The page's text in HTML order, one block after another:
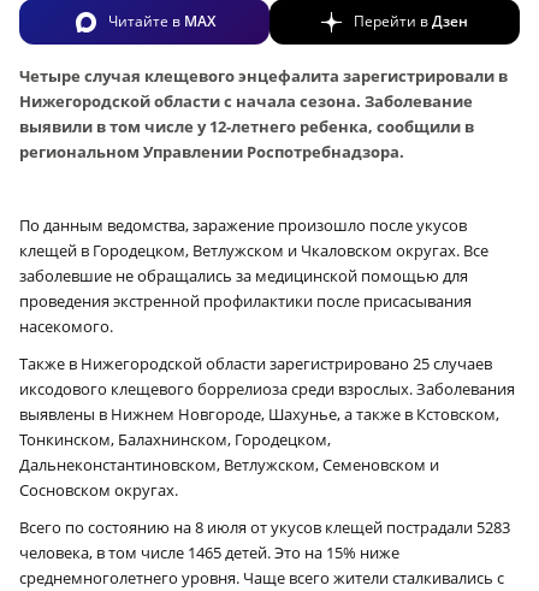
Читайте в MAX Перейти вДзен
Четыре случая клещевого энцефалита зарегистрировали в
Нижегородской области с начала сезона. Заболевание
выявили в том числе у 12-летнего ребенка, сообщили в
региональном Управлении Роспотребнадзора.
По данным ведомства, заражение произошло после укусов
клещей в Городецком, Ветлужском и Чкаловском округах. Все
заболевшие не обращались за медицинской помощью для
проведения экстренной профилактики после присасывания
насекомого.
Также в Нижегородской области зарегистрировано 25 случаев
иксодового клещевого боррелиоза среди взрослых. Заболевания
выявлены в Нижнем Новгороде, Шахунье, а также в Кстовском,
Тонкинском, Балахнинском, Городецком,
Дальнеконстантиновском, Ветлужском, Семеновском и
Сосновском округах.
Всего по состоянию на 8 июля от укусов клещей пострадали 5283
человека, в том числе 1465 детей. Это на 15% ниже
среднемноголетнего уровня. Чаще всего жители сталкивались с